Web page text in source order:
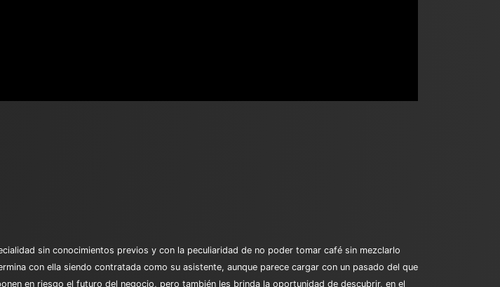
sin conocimientos previos y con la peculiaridad de no poder tomar café sin mezclarlo
con ella siendo contratada como su asistente, aunque parece cargar con un pasado del que
en riesgo el futuro del negocio, pero también les brinda la oportunidad de descubrir, en el